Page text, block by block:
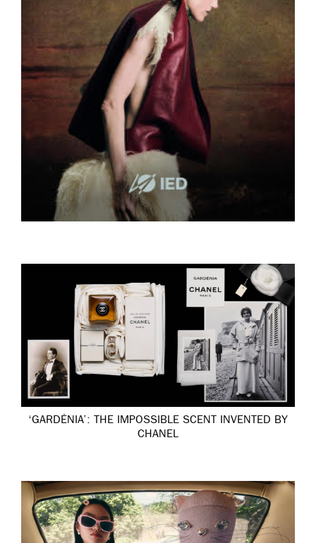
‘GARDÉNIA’: THE IMPOSSIBLE SCENT INVENTED BY
CHANEL